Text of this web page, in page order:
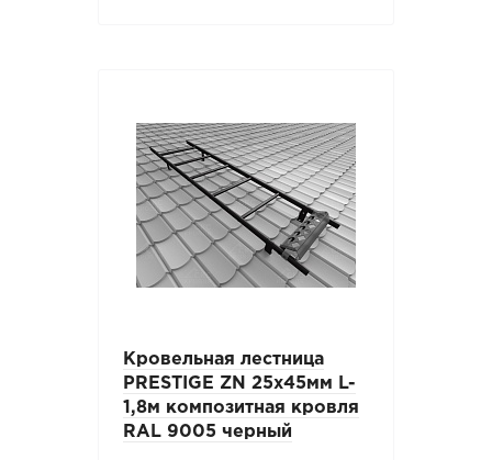
Кровельная лестница
PRESTIGE ZN 25х45мм L-
1,8м композитная кровля
RAL 9005 черный